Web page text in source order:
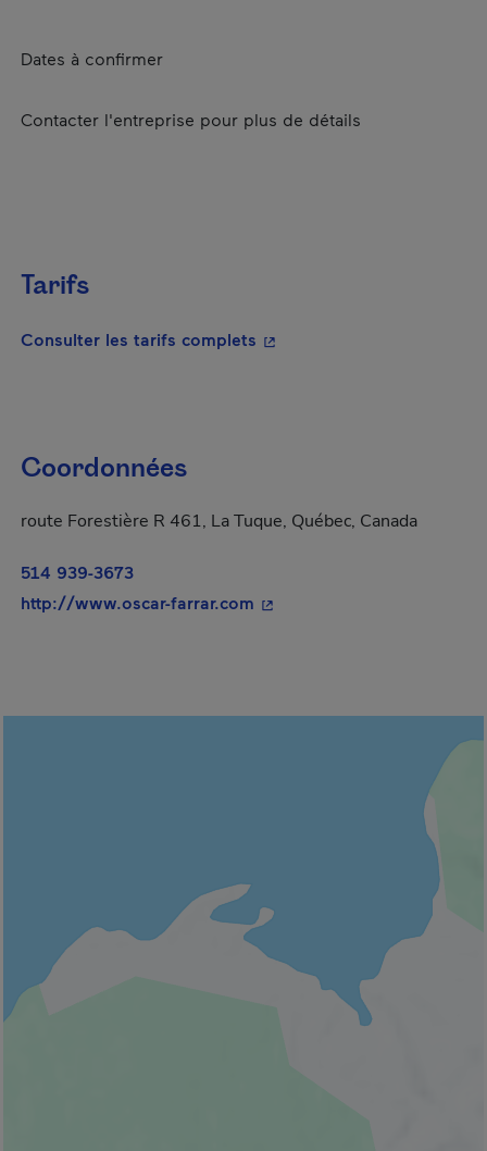
Dates à confirmer
Contacter l'entreprise pour plus de détails
Tarifs
Consulter les tarifs complets - Cet hyperlien s'ouvrira
Coordonnées
route Forestière R 461, La Tuque, Québec, Canada
514 939-3673
http://www.oscar-farrar.com - Cet hyperlien s'ouvrira